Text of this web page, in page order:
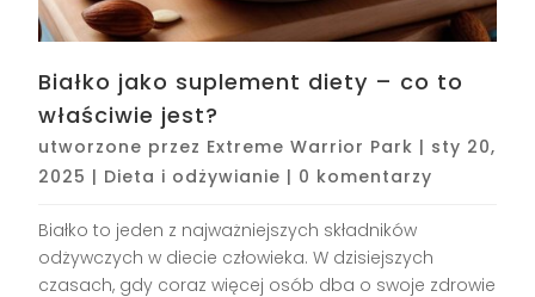
Białko jako suplement diety – co to
właściwie jest?
utworzone przez Extreme Warrior Park | sty 20,
2025 | Dieta i odżywianie | 0 komentarzy
Białko to jeden z najważniejszych składników
odżywczych w diecie człowieka. W dzisiejszych
czasach, gdy coraz więcej osób dba o swoje zdrowie